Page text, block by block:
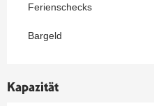
Ferienschecks
Bargeld
Kapazität